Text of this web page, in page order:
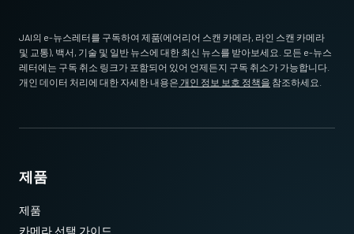
JAI의 e-뉴스레터를 구독하여 제품(에어리어 스캔 카메라, 라인 스캔 카메라
및 교통), 백서, 기술 및 일반 뉴스에 대한 최신 뉴스를 받아보세요. 모든 e-뉴스
레터에는 구독 취소 링크가 포함되어 있어 언제든지 구독 취소가 가능합니다.
개인 데이터 처리에 대한 자세한 내용은 개인 정보 보호 정책을 참조하세요.
제품
제품
카메라 선택 가이드